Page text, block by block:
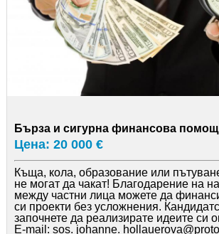
Бърза и сигурна финансова помощ
Цена: 20 000 €
Къща, кола, образование или
не могат да чакат! Благодарение на
между частни лица можете да
си проекти без усложнения.
започнете да реализирате идеите си
E-mail: sos. johanne.